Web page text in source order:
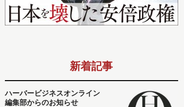
新着記事
ハーバービジネスオンライン
編集部からのお知らせ